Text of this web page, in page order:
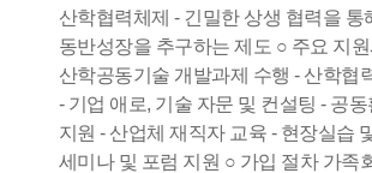
산학협력체제 - 긴밀한 상생 협력을 통
동반성장을 추구하는 제도 ○ 주요 지
산학공동기술 개발과제 수행 - 산학협
- 기업 애로, 기술 자문 및 컨설팅 - 공동
지원 - 산업체 재직자 교육 - 현장실습
세미나 및 포럼 지원 ○ 가입 절차 가족